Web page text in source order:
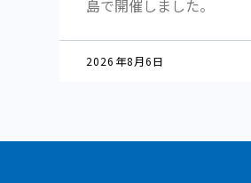
島で開催しました。
2026年8月6日